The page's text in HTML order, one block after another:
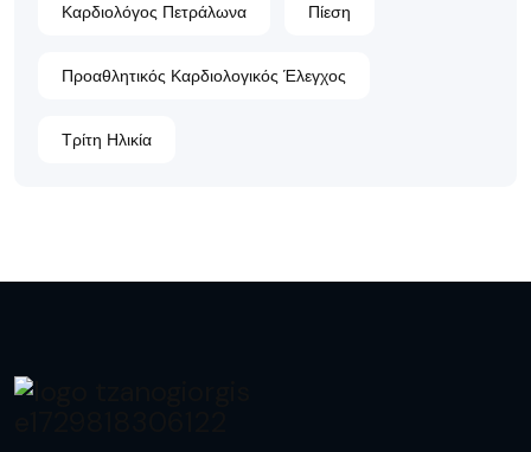
Καρδιολόγος Πετράλωνα Πίεση
Προαθλητικός Καρδιολογικός Έλεγχος
Τρίτη Ηλικία